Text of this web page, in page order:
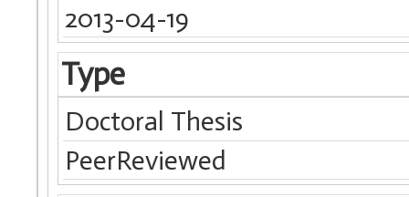
2013-04-19
Type
Doctoral Thesis
PeerReviewed